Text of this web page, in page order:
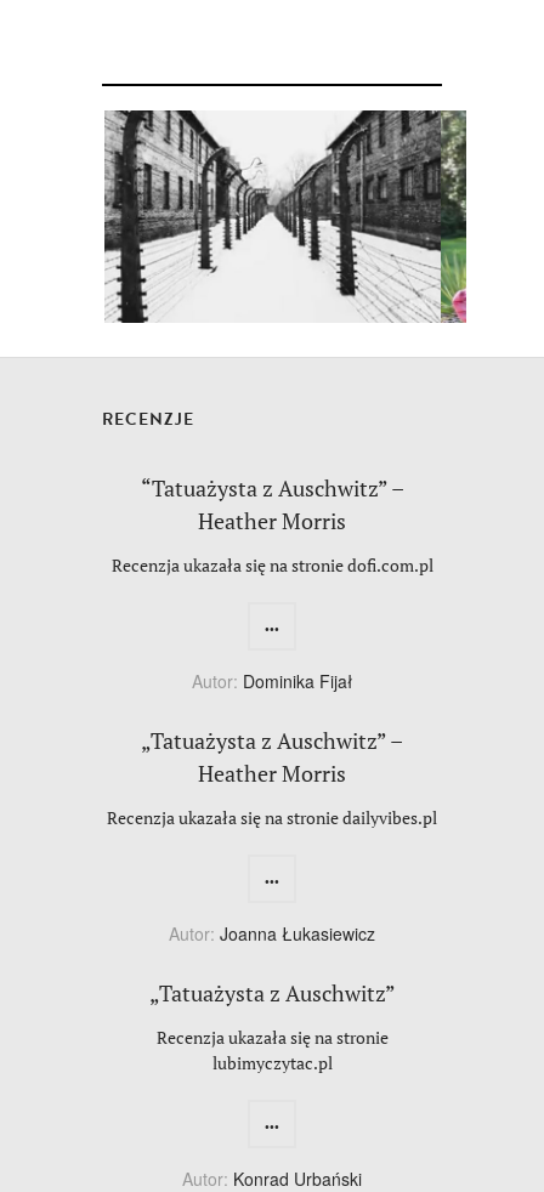
RECENZJE
“Tatuażysta z Auschwitz” –
Heather Morris
Recenzja ukazała się na stronie dofi.com.pl
...
Autor: Dominika Fijał
„Tatuażysta z Auschwitz” –
Heather Morris
Recenzja ukazała się na stronie dailyvibes.pl
...
Autor: Joanna Łukasiewicz
„Tatuażysta z Auschwitz”
Recenzja ukazała się na stronie
lubimyczytac.pl
...
Autor: Konrad Urbański